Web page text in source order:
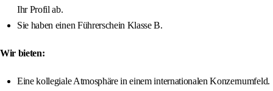
Ihr Profil ab.
Sie haben einen Führerschein Klasse B.
Wir bieten:
Eine kollegiale Atmosphäre in einem internationalen Konzernumfeld.